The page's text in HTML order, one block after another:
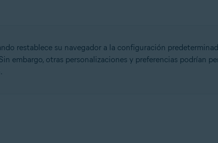
restablece su navegador a la configuración
embargo, otras personalizaciones y preferencias podrían